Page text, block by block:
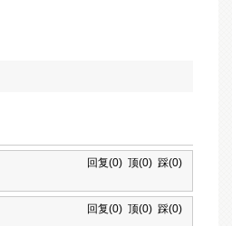
回复(0) 顶(0) 踩(0)
回复(0) 顶(0) 踩(0)